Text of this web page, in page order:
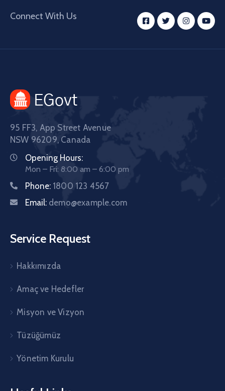
Connect With Us
95 FF3, App Street Avenue
NSW 96209, Canada
Opening Hours:
Mon – Fri: 8:00 am – 6:00 pm
Phone: 1800 123 4567
Email: demo@example.com
Service Request
Hakkımızda
Amaç ve Hedefler
Misyon ve Vizyon
Tüzüğümüz
Yönetim Kurulu